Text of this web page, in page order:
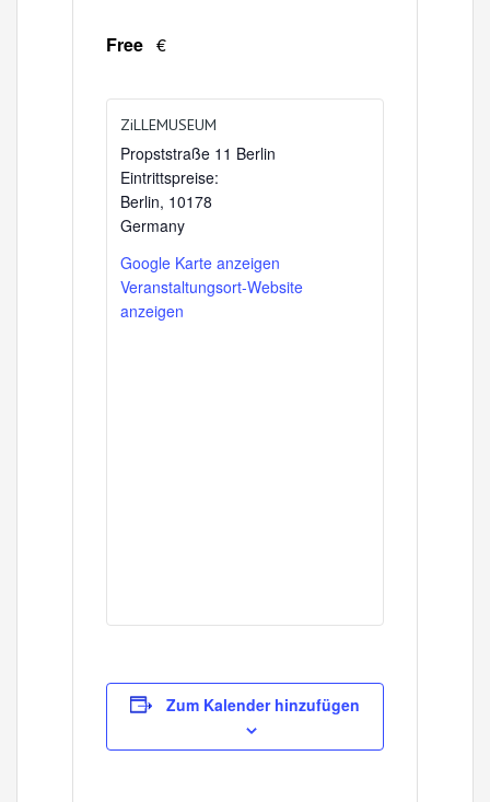
Free €
ZiLLEMUSEUM
Propststraße 11 Berlin
Eintrittspreise:
Berlin, 10178
Germany
Google Karte anzeigen
Veranstaltungsort-Website
anzeigen
Zum Kalender hinzufügen